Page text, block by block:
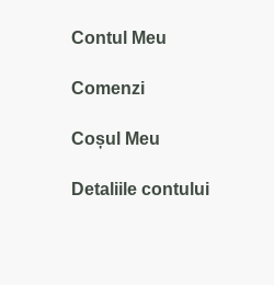
Contul Meu
Comenzi
Coșul Meu
Detaliile contului